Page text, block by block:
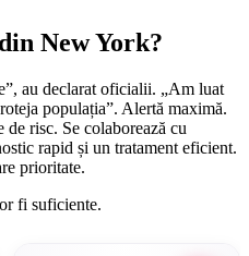
New York?
au declarat oficialii. „Am luat
populația”. Alertă maximă.
de risc. Se colaborează cu
rapid și un tratament eficient.
prioritate.
fi suficiente.